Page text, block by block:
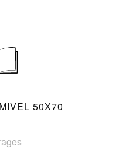
50X70